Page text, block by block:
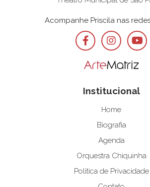
Acompanhe Priscila nas
Institucional
Home
Biografia
Agenda
Orquestra Chiquinha
Polìtica de Privacidade